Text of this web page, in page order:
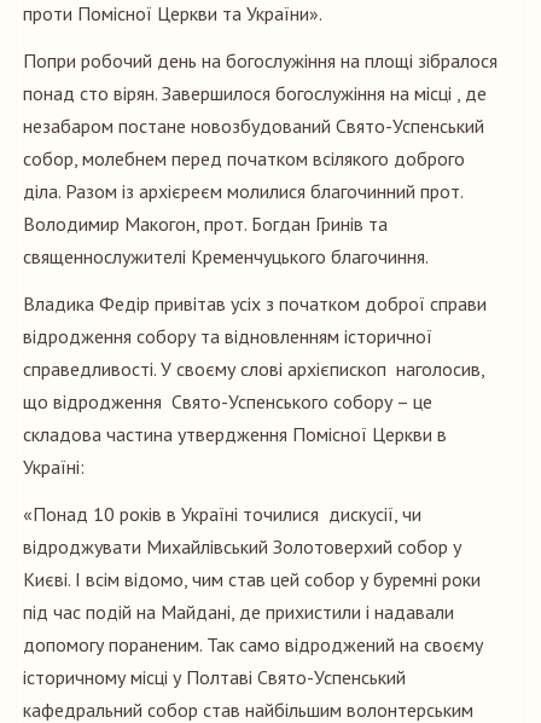
проти Помісної Церкви та України».
Попри робочий день на богослужіння на площі зібралося
понад сто вірян. Завершилося богослужіння на місці , де
незабаром постане новозбудований Свято-Успенський
собор, молебнем перед початком всілякого доброго
діла. Разом із архієреєм молилися благочинний прот.
Володимир Макогон, прот. Богдан Гринів та
священнослужителі Кременчуцького благочиння.
Владика Федір привітав усіх з початком доброї справи
відродження собору та відновленням історичної
справедливості. У своєму слові архієпископ наголосив,
що відродження Свято-Успенського собору – це
складова частина утвердження Помісної Церкви в
Україні:
«Понад 10 років в Україні точилися дискусії, чи
відроджувати Михайлівський Золотоверхий собор у
Києві. І всім відомо, чим став цей собор у буремні роки
під час подій на Майдані, де прихистили і надавали
допомогу пораненим. Так само відроджений на своєму
історичному місці у Полтаві Свято-Успенський
кафедральний собор став найбільшим волонтерським